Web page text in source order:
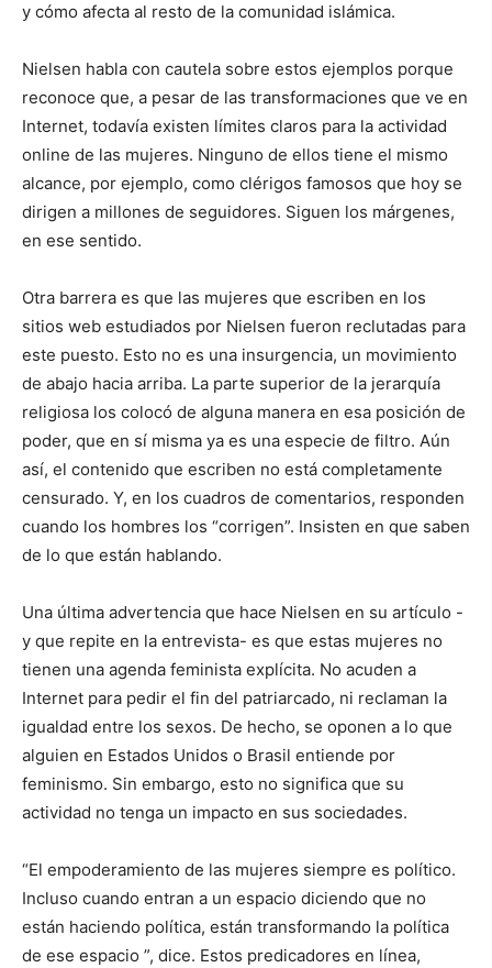
y cómo afecta al resto de la comunidad islámica.
Nielsen habla con cautela sobre estos ejemplos porque
reconoce que, a pesar de las transformaciones que ve en
Internet, todavía existen límites claros para la actividad
online de las mujeres. Ninguno de ellos tiene el mismo
alcance, por ejemplo, como clérigos famosos que hoy se
dirigen a millones de seguidores. Siguen los márgenes,
en ese sentido.
Otra barrera es que las mujeres que escriben en los
sitios web estudiados por Nielsen fueron reclutadas para
este puesto. Esto no es una insurgencia, un movimiento
de abajo hacia arriba. La parte superior de la jerarquía
religiosa los colocó de alguna manera en esa posición de
poder, que en sí misma ya es una especie de filtro. Aún
así, el contenido que escriben no está completamente
censurado. Y, en los cuadros de comentarios, responden
cuando los hombres los “corrigen”. Insisten en que saben
de lo que están hablando.
Una última advertencia que hace Nielsen en su artículo -
y que repite en la entrevista- es que estas mujeres no
tienen una agenda feminista explícita. No acuden a
Internet para pedir el fin del patriarcado, ni reclaman la
igualdad entre los sexos. De hecho, se oponen a lo que
alguien en Estados Unidos o Brasil entiende por
feminismo. Sin embargo, esto no significa que su
actividad no tenga un impacto en sus sociedades.
“El empoderamiento de las mujeres siempre es político.
Incluso cuando entran a un espacio diciendo que no
están haciendo política, están transformando la política
de ese espacio ”, dice. Estos predicadores en línea,